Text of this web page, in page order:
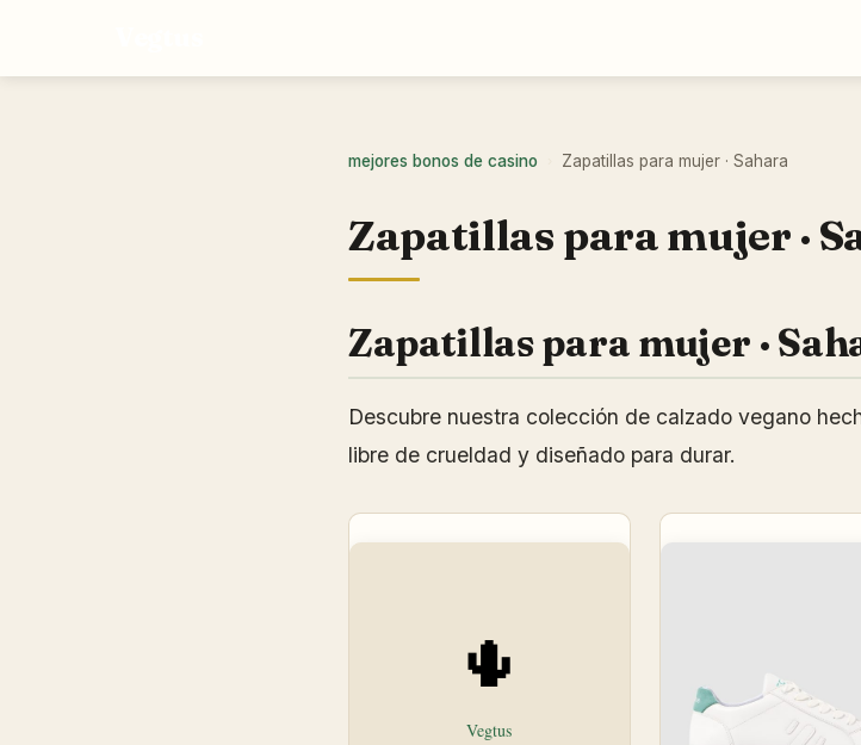
mejores bonos de casino Zapatillas para mujer · Sahara
Zapatillas para mujer ·
Zapatillas para mujer ·
Descubre nuestra colección de calzado vegano
libre de crueldad y diseñado para durar.